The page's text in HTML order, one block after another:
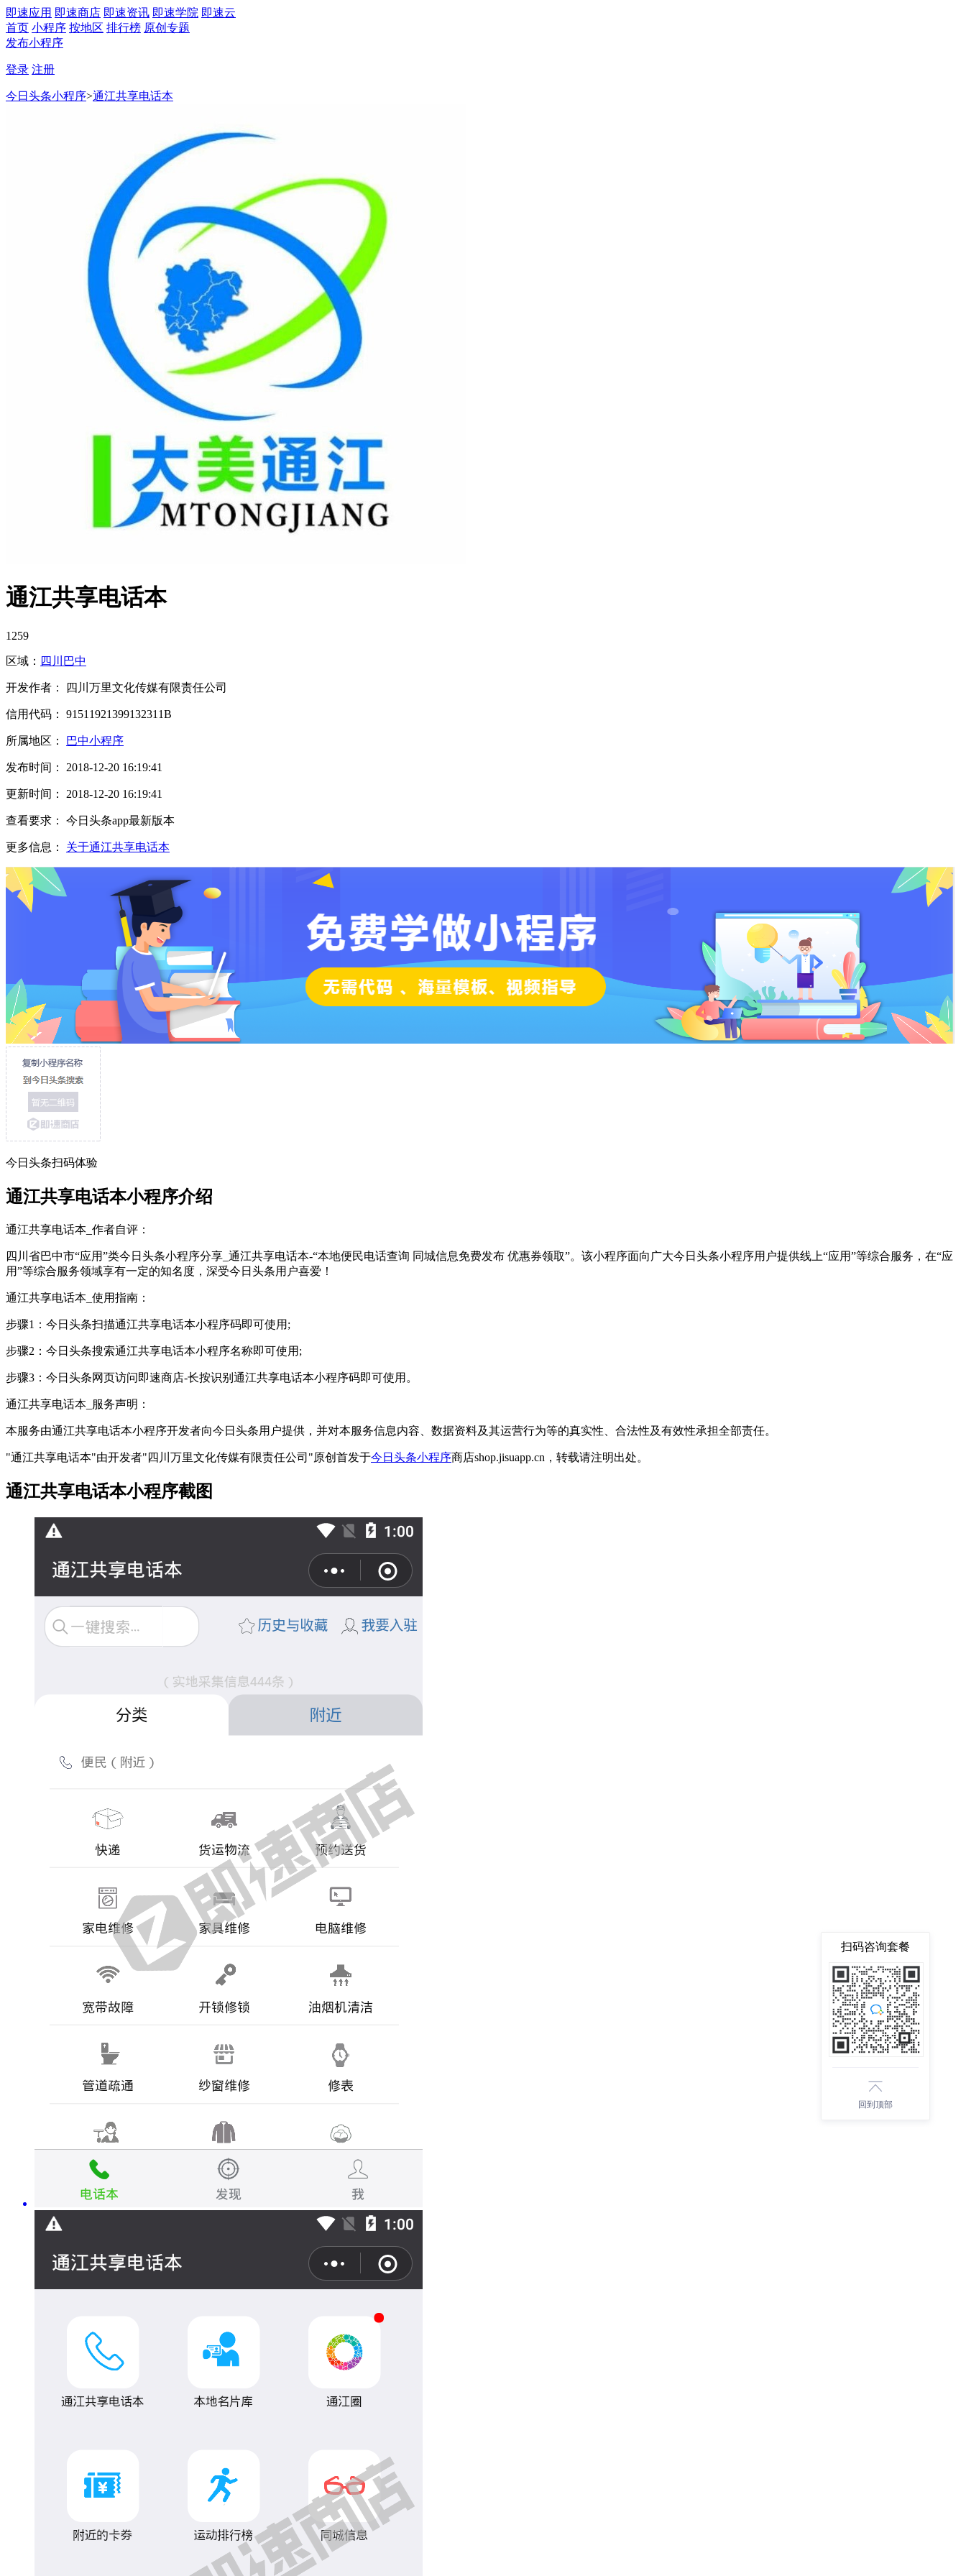
即速应用 即速商店 即速资讯 即速学院 即速云
首页 小程序 按地区 排行榜 原创专题
发布小程序
登录 注册
今日头条小程序>通江共享电话本
通江共享电话本
1259
区域： 四川 巴中
开发作者： 四川万里文化传媒有限责任公司
信用代码： 91511921399132311B
所属地区： 巴中小程序
发布时间： 2018-12-20 16:19:41
更新时间： 2018-12-20 16:19:41
查看要求： 今日头条app最新版本
更多信息： 关于通江共享电话本
今日头条扫码体验
通江共享电话本小程序介绍
通江共享电话本_作者自评：
四川省巴中市“应用”类今日头条小程序分享_通江共享电话本-“本地便民电话查询 同城信息免费发布 优惠券领取”。该小程序面向广大今日头条小程序用户提供线上“应用”等综合服务，在“应
用”等综合服务领域享有一定的知名度，深受今日头条用户喜爱！
通江共享电话本_使用指南：
步骤1：今日头条扫描通江共享电话本小程序码即可使用;
步骤2：今日头条搜索通江共享电话本小程序名称即可使用;
步骤3：今日头条网页访问即速商店-长按识别通江共享电话本小程序码即可使用。
通江共享电话本_服务声明：
本服务由通江共享电话本小程序开发者向今日头条用户提供，并对本服务信息内容、数据资料及其运营行为等的真实性、合法性及有效性承担全部责任。
"通江共享电话本"由开发者"四川万里文化传媒有限责任公司"原创首发于今日头条小程序商店shop.jisuapp.cn，转载请注明出处。
通江共享电话本小程序截图
扫码咨询套餐
回到顶部